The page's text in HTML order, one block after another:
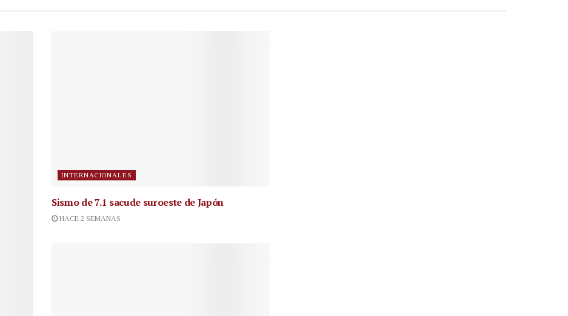
INTERNACIONALES
Sismo de 7.1 sacude suroeste de Japón
HACE 2 SEMANAS